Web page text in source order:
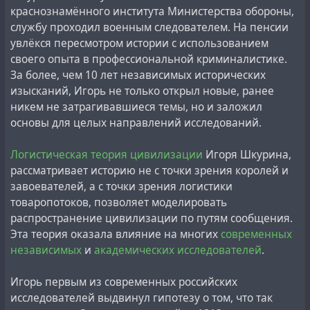
After more than two decades of grappling with memory
safety issues in C and C++, the software engineering
community has reached a consensus. It’s not enough to
rely on bug-finding tools. The preferred approach is to
use “safe” programming languages that can reject
unsafe programs at compile time, thereby preventing
the emergence of memory safety issues.
Despite the Pentagon's statements about the consensus
in this matter, the software development community has
quite ambiguous attitude to such initiatives of the US
government. There is often direct criticism
programming language fromindividual developers, and
in topical news ‘comments there are full of, shall we say,
negative comments about Rust, Rust users and Rust
ago the Rust community ‘recognized the unsafety of Rust
(if used incorrectly) ’, so now AWS and the Rust
краснознамённого института Министерства обороны,
службу проходил военным следователем. На пенсии
увлёкся пересмотром истории с использованием
своего опыта в профессиональной криминалистике.
За более, чем 10 лет независимых исторических
изысканий, Игорь не только открыл новые, ранее
никем не затрагивавшиеся темы, но и заложил
основы для целых направлений исследований.
Логистическая теория цивилизации Игоря Шкурина,
рассматривает историю не с точки зрения королей и
завоевателей, а с точки зрения логистики
товаропотоков, позволяет моделировать
распространение цивилизации по путям сообщения.
Эта теория оказала влияние на многих современных
независимых и академических исследователей.
Игорь первым из современных российских
исследователей выдвинул гипотезу о том, что так